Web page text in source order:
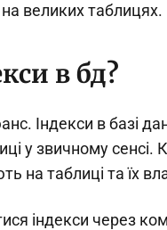
великих таблицях.
в бд?
Індекси в базі
у звичному
на таблиці та їх
індекси через